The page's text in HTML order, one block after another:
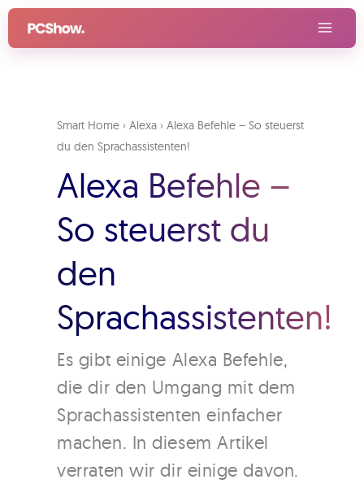
Zum
Inhalt
Smart Home ›Alexa ›Alexa Befehle – So steuerst
du den Sprachassistenten!
Alexa Befehle –
So steuerst du
den
Sprachassistenten!
Es gibt einige Alexa Befehle,
die dir den Umgang mit dem
Sprachassistenten einfacher
machen. In diesem Artikel
verraten wir dir einige davon.